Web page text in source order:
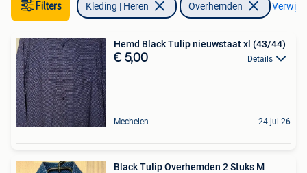
Filters Kleding | Heren Overhemden
Hemd Black Tulip nieuwstaat xl (43/44)
€ 5,00 Details
Mechelen 24 jul 26
Black Tulip Overhemden 2 Stuks M